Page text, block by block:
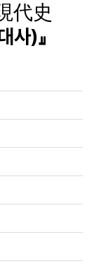
代史
사)』